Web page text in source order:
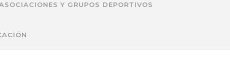
Y GRUPOS DEPORTIVOS